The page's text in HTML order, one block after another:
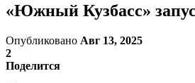
«Южный Кузбасс»
Опубликовано Авг 13, 2025
2
Поделится